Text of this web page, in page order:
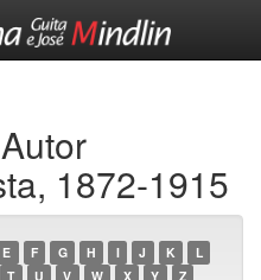
1872-1915
E F G H I J K
L
T U V W X Y Z